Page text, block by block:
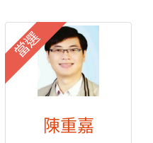
當選
陳重嘉